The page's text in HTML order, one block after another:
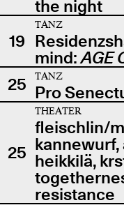
the night
19
TANZ
mind:AGE
25
TANZ
Pro
25
THEATER
fleischlin/
kannewurf,
heikkilä,
resistance